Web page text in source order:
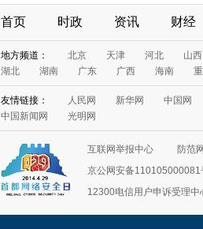
首页 时政 资讯 财经
地方频道： 北京 天津 河北
山西
湖北
湖南 广东 广西 海南
友情链接： 人民网 新华网
中国网
中国新闻网
光明网
互联网举报中心
防范
京公网安备110105000081
12300电信用户申诉受理中